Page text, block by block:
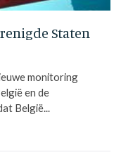
Staten
monitoring
en de
België...